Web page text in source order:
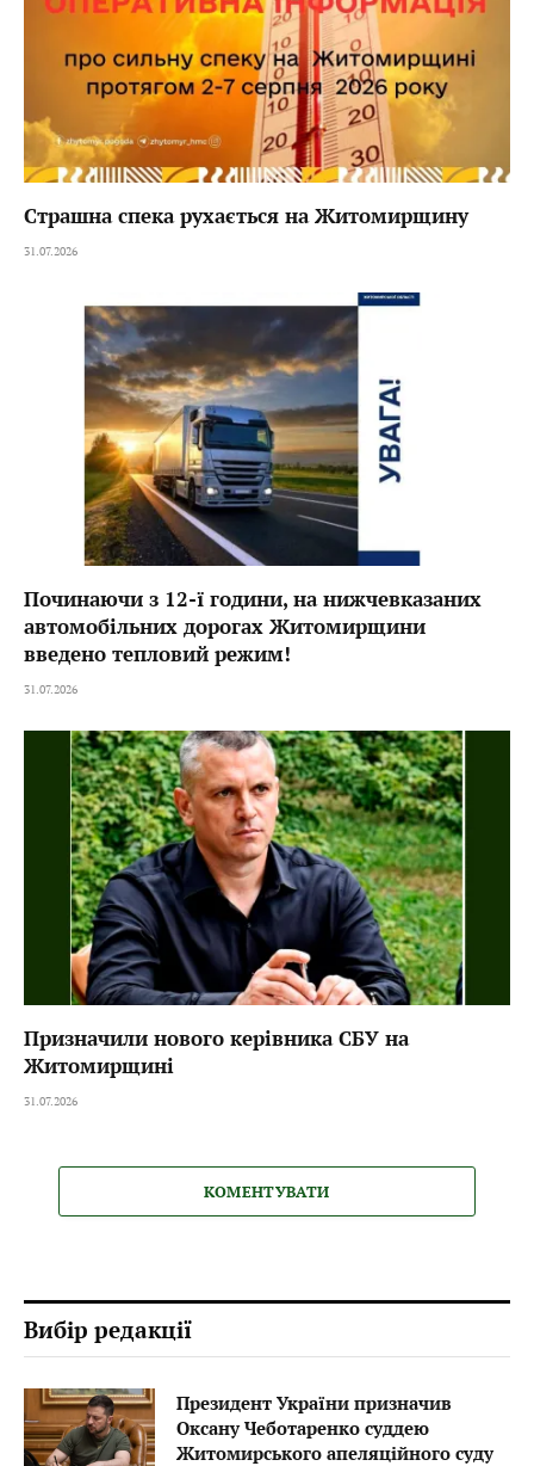
Страшна спека рухається на Житомирщину
31.07.2026
Починаючи з 12-ї години, на нижчевказаних
автомобільних дорогах Житомирщини
введено тепловий режим!
31.07.2026
Призначили нового керівника СБУ на
Житомирщині
31.07.2026
КОМЕНТУВАТИ
Вибір редакції
Президент України призначив
Оксану Чеботаренко суддею
Житомирського апеляційного суду